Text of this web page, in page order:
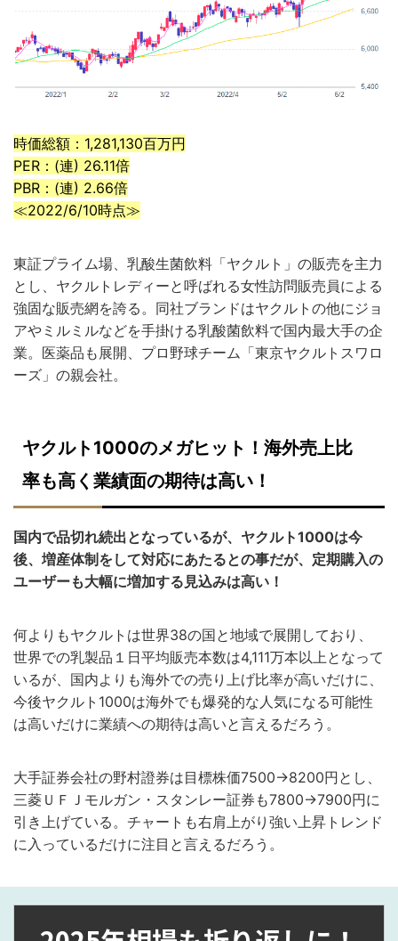
時価総額：1,281,130百万円
PER：(連) 26.11倍
PBR：(連) 2.66倍
≪2022/6/10時点≫
東証プライム場、乳酸生菌飲料「ヤクルト」の販売を主力
とし、ヤクルトレディーと呼ばれる女性訪問販売員による
強固な販売網を誇る。同社ブランドはヤクルトの他にジョ
アやミルミルなどを手掛ける乳酸菌飲料で国内最大手の企
業。医薬品も展開、プロ野球チーム「東京ヤクルトスワロ
ーズ」の親会社。
ヤクルト1000のメガヒット！海外売上比
率も高く業績面の期待は高い！
国内で品切れ続出となっているが、ヤクルト1000は今
後、増産体制をして対応にあたるとの事だが、定期購入の
ユーザーも大幅に増加する見込みは高い！
何よりもヤクルトは世界38の国と地域で展開しており、
世界での乳製品１日平均販売本数は4,111万本以上となって
いるが、国内よりも海外での売り上げ比率が高いだけに、
今後ヤクルト1000は海外でも爆発的な人気になる可能性
は高いだけに業績への期待は高いと言えるだろう。
大手証券会社の野村證券は目標株価7500→8200円とし、
三菱ＵＦＪモルガン・スタンレー証券も7800→7900円に
引き上げている。チャートも右肩上がり強い上昇トレンド
に入っているだけに注目と言えるだろう。